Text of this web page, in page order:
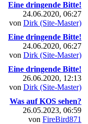
Eine dringende Bitte!
24.06.2020, 06:27
von Dirk (Site-Master)
Eine dringende Bitte!
24.06.2020, 06:27
von Dirk (Site-Master)
Eine dringende Bitte!
26.06.2020, 12:13
von Dirk (Site-Master)
Was auf KOS sehen?
26.05.2023, 06:59
von FireBird871